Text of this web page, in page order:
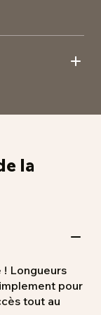
la
! Longueurs
pour
tout au